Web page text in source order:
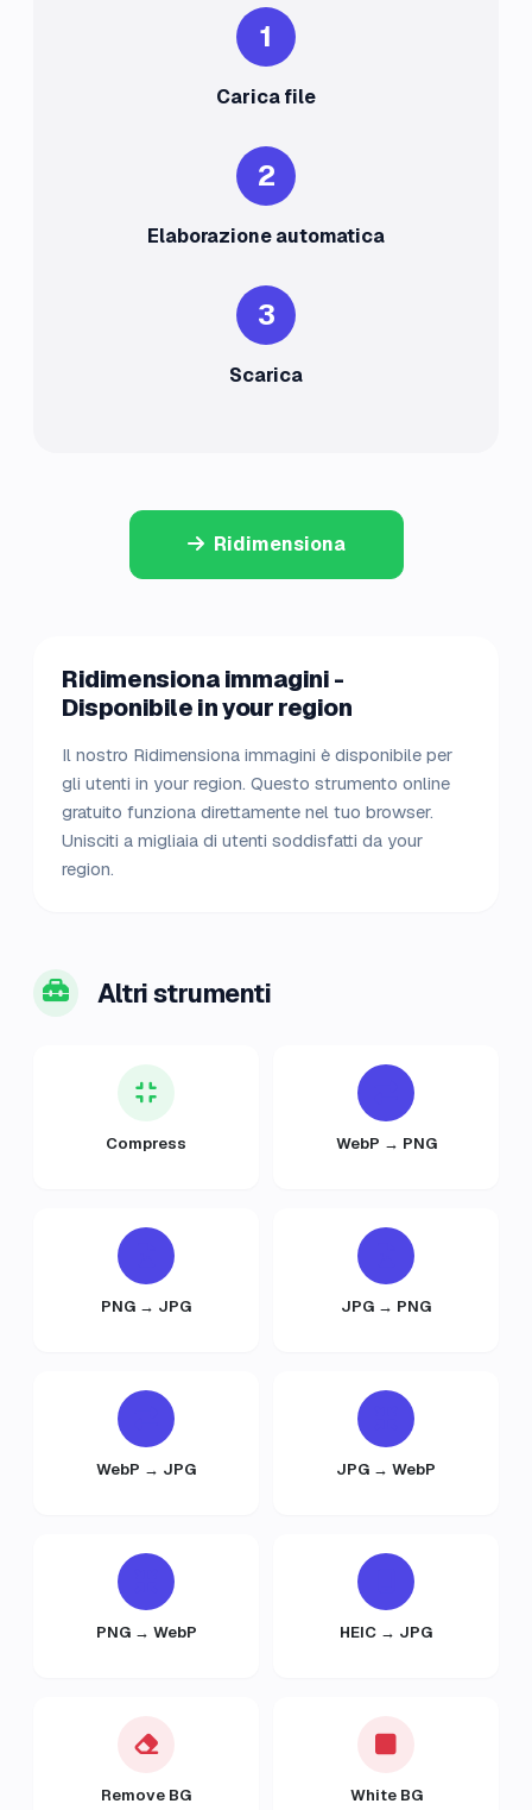
1
Carica file
2
Elaborazione automatica
3
Scarica
Ridimensiona
Ridimensiona immagini -
Disponibile in your region
Il nostro Ridimensiona immagini è disponibile per
gli utenti in your region. Questo strumento online
gratuito funziona direttamente nel tuo browser.
Unisciti a migliaia di utenti soddisfatti da your
region.
Altri strumenti
Compress WebP → PNG
PNG → JPG JPG → PNG
WebP → JPG JPG → WebP
PNG → WebP HEIC → JPG
Remove BG White BG